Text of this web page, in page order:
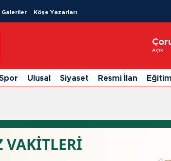
Galeriler Köşe Yazarları
Açık
Ulusal Siyaset Resmi İlan Eğitim